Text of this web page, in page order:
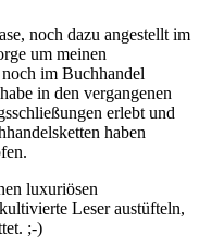
noch dazu angestellt im
um meinen
im Buchhandel
in den vergangenen
erlebt und
haben
luxuriösen
Leser austüfteln,
;-)